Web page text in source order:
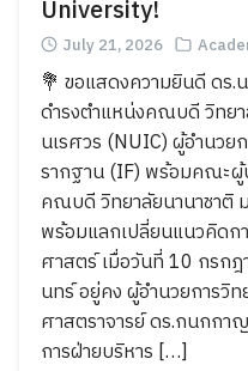
University!
July 21, 2026
💐 ขอแสดงความยินดี ดร.
ดำรงตำแหน่งคณบดี วิทย
นเรศวร (NUIC) ผู้อำนวย
รากฐาน (IF) พร้อมคณะผู้
คณบดี วิทยาลัยนานาชาติ
พร้อมแลกเปลี่ยนแนวคิดก
ศาสตร์ เมื่อวันที่ 10 กรกฎ
นทร์ อยู่คง ผู้อำนวยการวิ
ศาสตราจารย์ ดร.กนกกา
การฝ่ายบริหาร […]